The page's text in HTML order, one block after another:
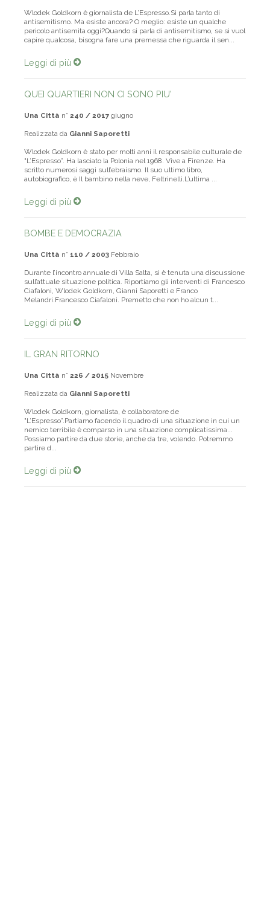
Wlodek Goldkorn è giornalista de L’Espresso.Si parla tanto di
antisemitismo. Ma esiste ancora? O meglio: esiste un qualche
pericolo antisemita oggi?Quando si parla di antisemitismo, se si vuol
capire qualcosa, bisogna fare una premessa che riguarda il sen...
Leggi di più
QUEI QUARTIERI NON CI SONO PIU'
Una Città n° 240 / 2017 giugno
Realizzata da Gianni Saporetti
Wlodek Goldkorn è stato per molti anni il responsabile culturale de
"L’Espresso”. Ha lasciato la Polonia nel 1968. Vive a Firenze. Ha
scritto numerosi saggi sull’ebraismo. Il suo ultimo libro,
autobiografico, è Il bambino nella neve, Feltrinelli.L’ultima ...
Leggi di più
BOMBE E DEMOCRAZIA
Una Città n° 110 / 2003 Febbraio
Durante l’incontro annuale di Villa Salta, si è tenuta una discussione
sull’attuale situazione politica. Riportiamo gli interventi di Francesco
Ciafaloni, Wlodek Goldkorn, Gianni Saporetti e Franco
Melandri.Francesco Ciafaloni. Premetto che non ho alcun t...
Leggi di più
IL GRAN RITORNO
Una Città n° 226 / 2015 Novembre
Realizzata da Gianni Saporetti
Wlodek Goldkorn, giornalista, è collaboratore de
"L’Espresso”.Partiamo facendo il quadro di una situazione in cui un
nemico terribile è comparso in una situazione complicatissima...
Possiamo partire da due storie, anche da tre, volendo. Potremmo
partire d...
Leggi di più